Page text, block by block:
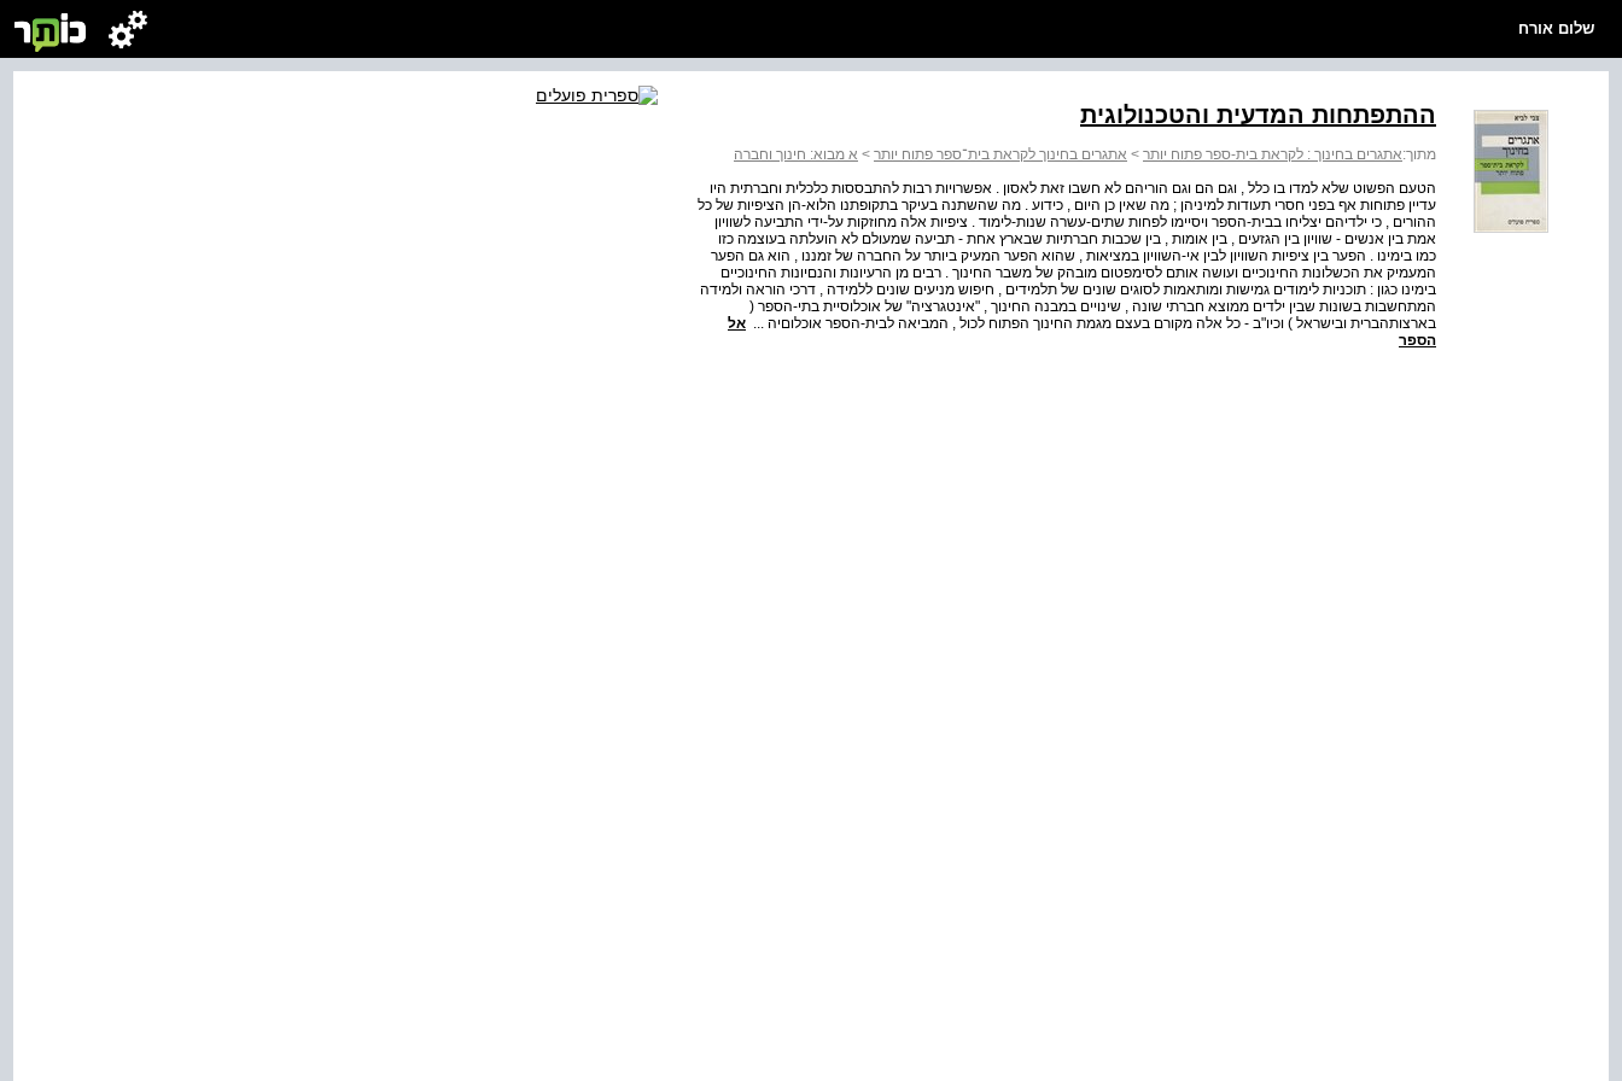
שלום אורח
ההתפתחות המדעית והטכנולוגית
מתוך:אתגרים בחינוך : לקראת בית-ספר פתוח יותר > אתגרים בחינוך לקראת בית־ספר פתוח יותר > א מבוא: חינוך וחברה
הטעם הפשוט שלא למדו בו כלל , וגם הם וגם הוריהם לא חשבו זאת לאסון . אפשרויות רבות להתבססות כלכלית וחברתית היו
עדיין פתוחות אף בפני חסרי תעודות למיניהן ; מה שאין כן היום , כידוע . מה שהשתנה בעיקר בתקופתנו הלוא-הן הציפיות של כל
ההורים , כי ילדיהם יצליחו בבית-הספר ויסיימו לפחות שתים-עשרה שנות-לימוד . ציפיות אלה מחוזקות על-ידי התביעה לשוויון
אמת בין אנשים - שוויון בין הגזעים , בין אומות , בין שכבות חברתיות שבארץ אחת - תביעה שמעולם לא הועלתה בעוצמה כזו
כמו בימינו . הפער בין ציפיות השוויון לבין אי-השוויון במציאות , שהוא הפער המעיק ביותר על החברה של זמננו , הוא גם הפער
המעמיק את הכשלונות החינוכיים ועושה אותם לסימפטום מובהק של משבר החינוך . רבים מן הרעיונות והנםיונות החינוכיים
בימינו כגון : תוכניות לימודים גמישות ומותאמות לסוגים שונים של תלמידים , חיפוש מניעים שונים ללמידה , דרכי הוראה ולמידה
המתחשבות בשונות שבין ילדים ממוצא חברתי שונה , שינויים במבנה החינוך , "אינטגרציה" של אוכלוסיית בתי-הספר (
בארצותהברית ובישראל ) וכיו"ב - כל אלה מקורם בעצם מגמת החינוך הפתוח לכול , המביאה לבית-הספר אוכלוםיה ... אל
הספר